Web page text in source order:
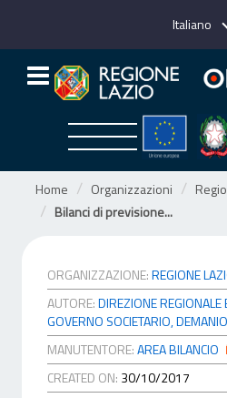
Italiano
Home Organizzazioni
Bilanci di previsione...
ORGANIZZAZIONE:REGIONE
AUTORE:DIREZIONE REGIONALE
GOVERNO SOCIETARIO,
MANUTENTORE:AREA BILANCIO
CREATED ON: 30/10/2017